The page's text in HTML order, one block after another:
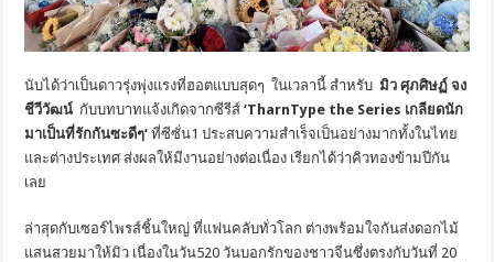
นับได้ว่าเป็นดาวรุ่งพุ่งแรงที่ฮอตแบบสุดๆ ในเวลานี้ สำหรับ มิว ศุภศิษฏ์ จง
ชีวีวัฒน์ กับบทบาทแจ้งเกิดจากซีรีส์‘TharnType the Series เกลียดนัก
มาเป็นที่รักกันซะดีๆ‘ ที่ซีซั่น1 ประสบความสำเร็จเป็นอย่างมากทั้งในไทย
และต่างประเทศ ส่งผลให้มีงานอย่างต่อเนื่อง เรียกได้ว่าคิวทองข้ามปีกัน
เลย
ล่าสุดกับเซอร์ไพรส์ชิ้นใหญ่ ที่แฟนคลับทั่วโลก ต่างพร้อมใจกันส่งดอกไม้
แสนสวยมาให้มิว เนื่องในวัน520วันบอกรักของชาวจีนซึ่งตรงกับวันที่ 20